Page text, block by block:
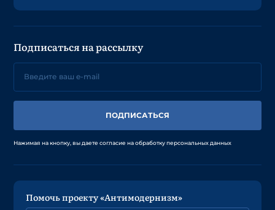
Подписаться на рассылку
ПОДПИСАТЬСЯ
Нажимая на кнопку, вы даете согласие на обработку персональных данных
Помочь проекту «Антимодернизм»